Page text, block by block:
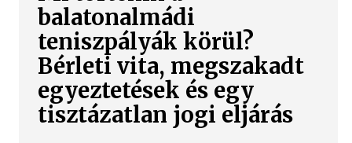
balatonalmádi
teniszpályák körül?
Bérleti vita, megszakadt
egyeztetések és egy
tisztázatlan jogi eljárás